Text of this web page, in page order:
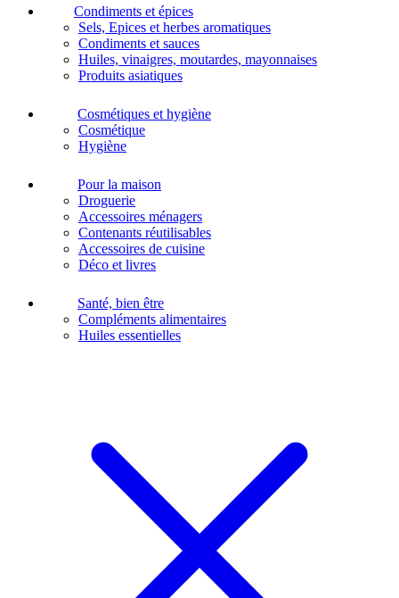
Condiments et épices
Sels, Epices et herbes aromatiques
Condiments et sauces
Huiles, vinaigres, moutardes, mayonnaises
Produits asiatiques
Cosmétiques et hygiène
Cosmétique
Hygiène
Pour la maison
Droguerie
Accessoires ménagers
Contenants réutilisables
Accessoires de cuisine
Déco et livres
Santé, bien être
Compléments alimentaires
Huiles essentielles